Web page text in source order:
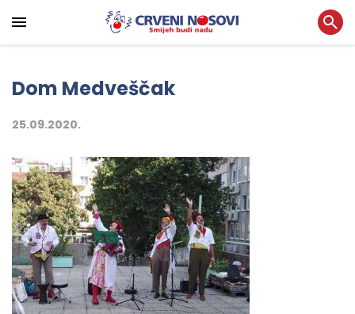
Dom Medveščak
25.09.2020.